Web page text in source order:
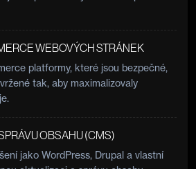
WEBOVÝCH STRÁNEK
platformy, které jsou bezpečné,
tak, aby maximalizovaly
OBSAHU (CMS)
jako WordPress, Drupal a vlastní